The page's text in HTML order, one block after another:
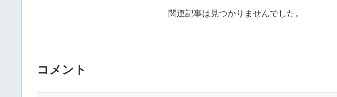
関連記事は見つかりませんでした。
コメント